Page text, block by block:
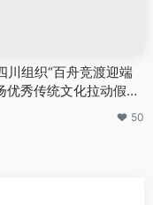
川组织“百舟竞渡迎端
优秀传统文化拉动假期
50